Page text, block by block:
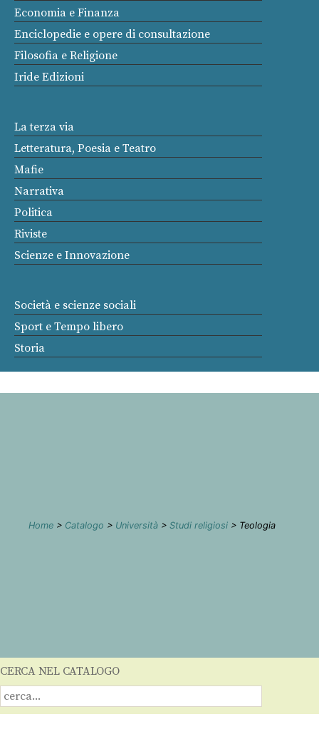
Economia e Finanza
Enciclopedie e opere di consultazione
Filosofia e Religione
Iride Edizioni
La terza via
Letteratura, Poesia e Teatro
Mafie
Narrativa
Politica
Riviste
Scienze e Innovazione
Società e scienze sociali
Sport e Tempo libero
Storia
Home > Catalogo > Università > Studi religiosi > Teologia
CERCA NEL CATALOGO